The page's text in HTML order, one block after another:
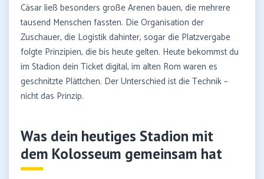
Cäsar ließ besonders große Arenen bauen, die mehrere
tausend Menschen fassten. Die Organisation der
Zuschauer, die Logistik dahinter, sogar die Platzvergabe
folgte Prinzipien, die bis heute gelten. Heute bekommst du
im Stadion dein Ticket digital, im alten Rom waren es
geschnitzte Plättchen. Der Unterschied ist die Technik –
nicht das Prinzip.
Was dein heutiges Stadion mit
dem Kolosseum gemeinsam hat